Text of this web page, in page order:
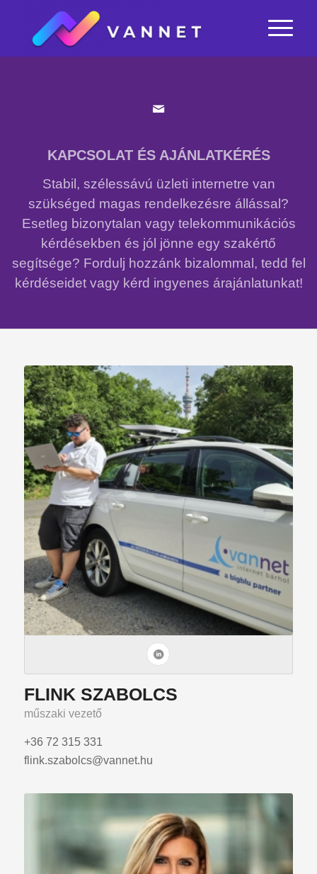
KAPCSOLAT ÉS AJÁNLATKÉRÉS
Stabil, szélessávú üzleti internetre van
szükséged magas rendelkezésre állással?
Esetleg bizonytalan vagy telekommunikációs
kérdésekben és jól jönne egy szakértő
segítsége? Fordulj hozzánk bizalommal, tedd fel
kérdéseidet vagy kérd ingyenes árajánlatunkat!
FLINK SZABOLCS
műszaki vezető
+36 72 315 331
flink.szabolcs@vannet.hu